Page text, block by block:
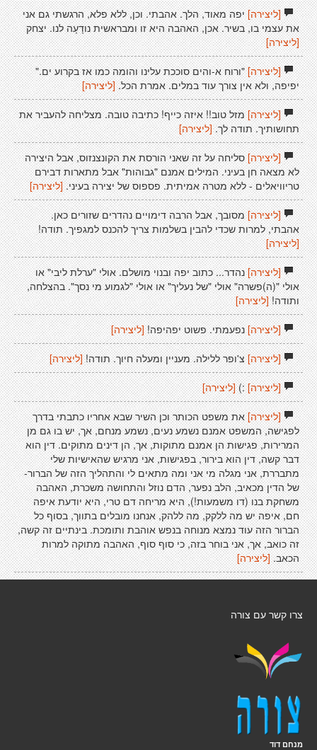
[ליצירה]יפה מאוד, הלך. אהבתי. וכן, ללא פלא, הרגשתי גם אני
את עצמי בו, בשיר. אכן, האהבה היא זו ומבראשית נודָעָה לנו. יצחק
[ליצירה]
[ליצירה]"ורוח א-והים סוככת עלינו והומה כמו אז בקרוע ים."
יפיפה, ולא אין צורך עוד במלים. אמרת הכל.[ליצירה]
[ליצירה]מזל טוב!! איזה כייף! כתיבה טובה. מצליחה להעביר את
תחושותיך. תודה לך.[ליצירה]
[ליצירה]סליחה על זה שאני הורסת את הקונצנזוס, אבל היצירה
לא מצאה חן בעיני. המילים אמנם "גבוהות" אבל מתארות דבירם
טריוויאלים - ללא מטרה אמיתית. פספוס של יצירה בעיני.[ליצירה]
[ליצירה]מסובך, אבל הרבה דימויים נהדרים שזורים כאן.
אהבתי, למרות שכדי להבין בשלמות צריך להכנס למגפיך. תודה!
[ליצירה]
[ליצירה]נהדר... כתוב יפה ובנוי מושלם. אולי "ערלת ליבי" או
אולי "(ה)פשרה" אולי "של נעליך" או אולי "לגמוע מי נסך". בהצלחה,
ותודה! [ליצירה]
[ליצירה]נפעמתי. פשוט יפהיפה! [ליצירה]
[ליצירה]צ'ופר ללילה. מעניין ומעלה חיוך. תודה! [ליצירה]
[ליצירה]:) [ליצירה]
[ליצירה]את משפט הכותר וכן השיר שבא אחריו כתבתי בדרך
לפגישה, המשפט אמנם נשמע נעים, נשמע מנחם, אך, יש בו גם מן
המרירות, פגישות הן אמנם מתוקות, אך, הן דינים מתוקים. דין הוא
דבר קשה, דין הוא בירור, בפגישות, אני מרגיש שהאישיות שלי
מתבררת, אני מגלה מי אני ומה מתאים לי והתהליך הזה של הברור-
של הדין מכאיב, הלב נפער, הדם נוזל והתחושה משכרת, האהבה
משחקת בנו (דו משמעות!), היא מריחה דם טרי, היא יודעת איפה
חם, איפה יש מה ללקק, מה ללהק, אנחנו מובלים בתווך, בסוף כל
הברור הזה עוד נמצא מנוחה בנפש אוהבת ותומכת. בינתיים זה קשה,
זה כואב, אך, אני בוחר בזה, כי סוף סוף, האהבה מתוקה למרות
הכאב.[ליצירה]
צרו קשר עם צורה
מנחם דוד